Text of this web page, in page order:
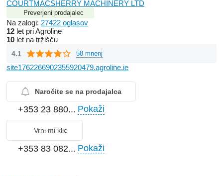
COURTMACSHERRY MACHINERY LTD
Preverjeni prodajalec
Na zalogi: 27422 oglasov
12 let pri Agroline
10 let na tržišču
4.1 58 mnenj
site1762266902355920479.agroline.ie
Naročite se na prodajalca
+353 23 880... Pokaži
Vrni mi klic
+353 83 082... Pokaži